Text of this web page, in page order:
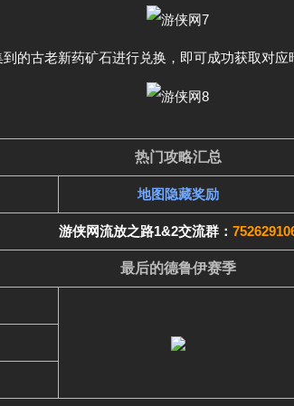
的古老新药矿石进行兑换，即可成功获取对应
热门攻略汇总
地图隐藏奖励
游侠网流放之路1&2交流群：
最后的德鲁伊赛季